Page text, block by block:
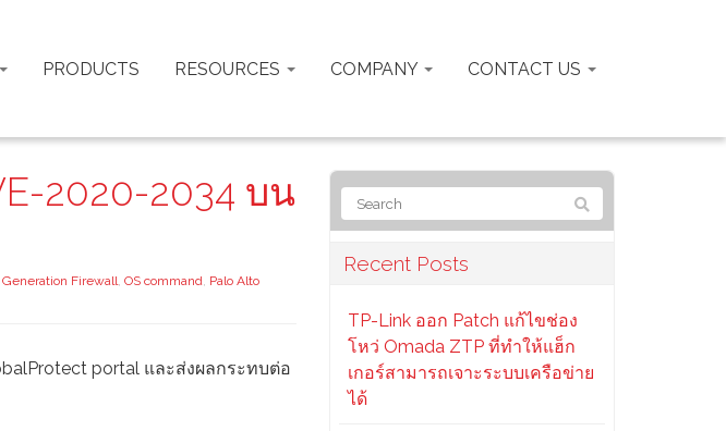
PRODUCTS RESOURCES COMPANY CONTACT US
2020-2034 บน
Firewall, OS command, Palo Alto
portal และส่งผลกระทบต่อ
Recent Posts
TP-Link ออก Patch แก้ไขช่อง
โหว่ Omada ZTP ที่ทำให้แฮ็ก
เกอร์สามารถเจาะระบบเครือข่าย
ได้